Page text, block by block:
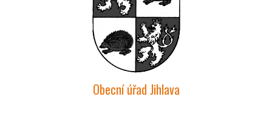
Obecní úřad Jihlava